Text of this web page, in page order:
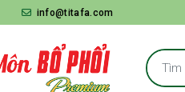
info@titafa.com